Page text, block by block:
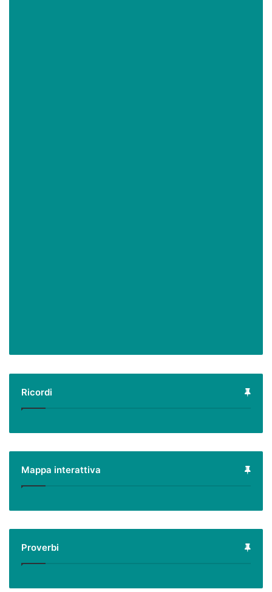
Ricordi
Mappa interattiva
Proverbi